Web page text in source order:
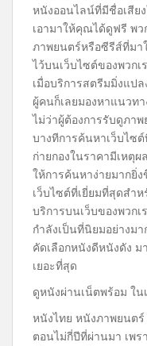
หนังออนไลน์ที่มีชื่อเสีย
เอามาให้คุณได้ดูฟรี พว
ภาพยนตร์หรือซีรีส์ที่มา
ไว้บนเว็บไซต์ของพวก
เมื่อบริการสตรีมมิ่งแป
ผู้คนก็เลยมองหาแนวท
ไม่ว่าผู้ต้องการรับดูภา
บางทีการค้นหาเว็บไซ
ก่ายกองในราคามีเหตุผ
ให้การค้นหาง่ายมากยิ่
เว็บไซต์ที่เยี่ยมที่สุดสำ
บริการบนเว็บของพวก
กำลังเป็นที่นิยมอย่างม
คัดเลือกหนังดีหนังดัง ม
เยอะที่สุด
ดูหนังผ่านเน็ตพร้อม ใน
หนังไทย หนังภาพยนต
ตอนไม่กี่ปีที่ผ่านมา เพ